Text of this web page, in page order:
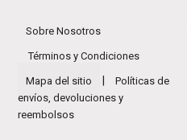
Sobre Nosotros
Términos y Condiciones
Mapa del sitio
Políticas de
envíos, devoluciones y
reembolsos